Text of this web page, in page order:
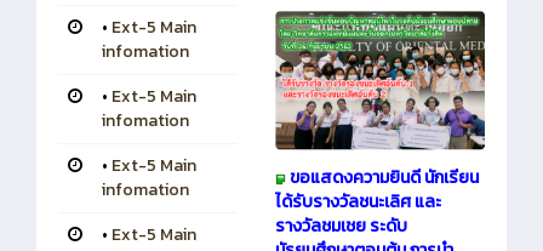
• Ext-5 Main
infomation
• Ext-5 Main
infomation
• Ext-5 Main
infomation
• Ext-5 Main
ขอแสดงความยินดี นักเรียน
ได้รับรางวัลชนะเลิศ และ
รางวัลชมเชย ระดับ